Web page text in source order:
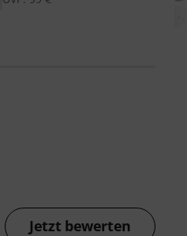
Jetzt bewerten